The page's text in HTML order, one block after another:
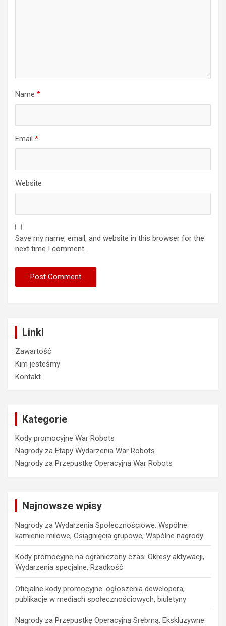
Name *
Email *
Website
Save my name, email, and website in this browser for the
next time I comment.
Linki
Zawartość
Kim jesteśmy
Kontakt
Kategorie
Kody promocyjne War Robots
Nagrody za Etapy Wydarzenia War Robots
Nagrody za Przepustkę Operacyjną War Robots
Najnowsze wpisy
Nagrody za Wydarzenia Społecznościowe: Wspólne
kamienie milowe, Osiągnięcia grupowe, Wspólne nagrody
Kody promocyjne na ograniczony czas: Okresy aktywacji,
Wydarzenia specjalne, Rzadkość
Oficjalne kody promocyjne: ogłoszenia dewelopera,
publikacje w mediach społecznościowych, biuletyny
Nagrody za Przepustkę Operacyjną Srebrną: Ekskluzywne